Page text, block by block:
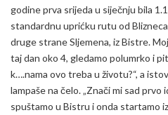
godine prva srijeda u siječnju bila
standardnu uprićku rutu od
druge strane Sljemena, iz Bistre.
taj dan oko 4, gledamo polumrko i
k….nama ovo treba u životu?“, a
lampaše na čelo. „Znači mi sad
spuštamo u Bistru i onda startamo